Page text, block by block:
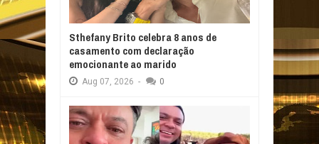
Sthefany Brito celebra 8 anos de
casamento com declaração
emocionante ao marido
Aug 07, 2026 - 0